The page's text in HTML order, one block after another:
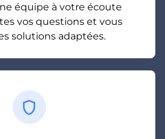
équipe à votre écoute
vos questions et vous
solutions adaptées.
shield